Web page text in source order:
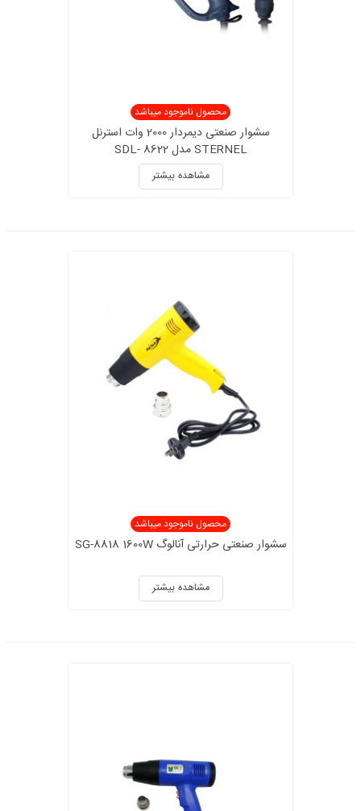
محصول ناموجود میباشد
سشوار صنعتی دیمردار 2000 وات استرنل
STERNEL مدل SDL- 8622
مشاهده بیشتر
محصول ناموجود میباشد
سشوار صنعتی حرارتی آنالوگ SG-8818 1600W
مشاهده بیشتر